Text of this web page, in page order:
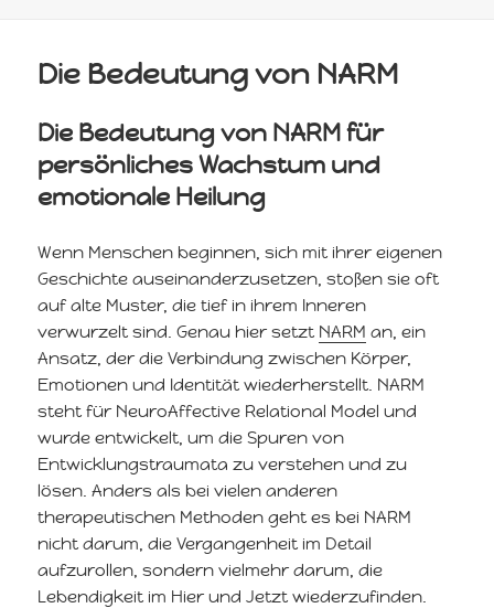
Die Bedeutung von NARM
Die Bedeutung von NARM für
persönliches Wachstum und
emotionale Heilung
Wenn Menschen beginnen, sich mit ihrer eigenen
Geschichte auseinanderzusetzen, stoßen sie oft
auf alte Muster, die tief in ihrem Inneren
verwurzelt sind. Genau hier setzt NARM an, ein
Ansatz, der die Verbindung zwischen Körper,
Emotionen und Identität wiederherstellt. NARM
steht für NeuroAffective Relational Model und
wurde entwickelt, um die Spuren von
Entwicklungstraumata zu verstehen und zu
lösen. Anders als bei vielen anderen
therapeutischen Methoden geht es bei NARM
nicht darum, die Vergangenheit im Detail
aufzurollen, sondern vielmehr darum, die
Lebendigkeit im Hier und Jetzt wiederzufinden.